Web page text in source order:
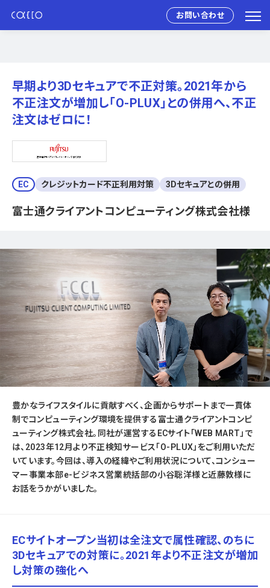
お問い合わせ
早期より3Dセキュアで不正対策。2021年から
不正注文が増加し「O-PLUX」との併用へ、不正
注文はゼロに！
EC クレジットカード不正利用対策 3Dセキュアとの併用
富士通クライアントコンピューティング株式会社様
豊かなライフスタイルに貢献すべく、企画からサポートまで一貫体
制でコンピューティング環境を提供する富士通クライアントコンピ
ューティング株式会社。同社が運営するECサイト「WEB MART」で
は、2023年12月より不正検知サービス「O-PLUX」をご利用いただ
いています。今回は、導入の経緯やご利用状況について、コンシュー
マー事業本部e-ビジネス営業統括部の小谷聡洋様と近藤敦様に
お話をうかがいました。
ECサイトオープン当初は全注文で属性確認、のちに
3Dセキュアでの対策に。2021年より不正注文が増加
し対策の強化へ